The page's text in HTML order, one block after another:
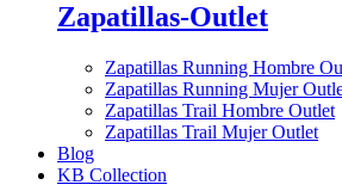
Zapatillas-Outlet
Zapatillas Running Hombre
Zapatillas Running Mujer
Zapatillas Trail Hombre Outlet
Zapatillas Trail Mujer Outlet
Blog
KB Collection